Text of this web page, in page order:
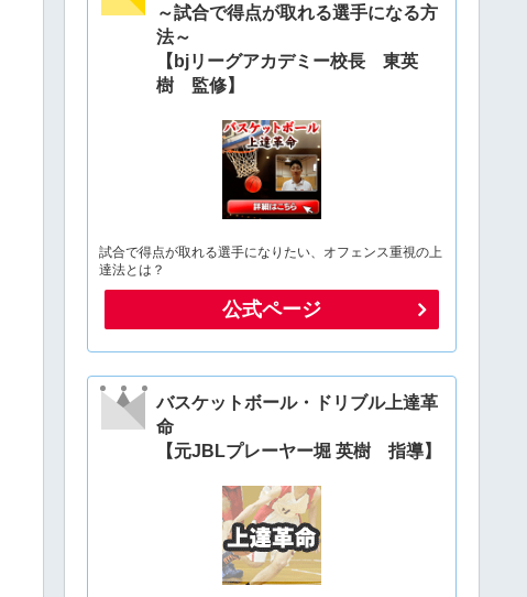
～試合で得点が取れる選手になる方
法～
【bjリーグアカデミー校長 東英
樹 監修】
試合で得点が取れる選手になりたい、オフェンス重視の上
達法とは？
公式ページ
バスケットボール・ドリブル上達革
命
【元JBLプレーヤー堀 英樹 指導】